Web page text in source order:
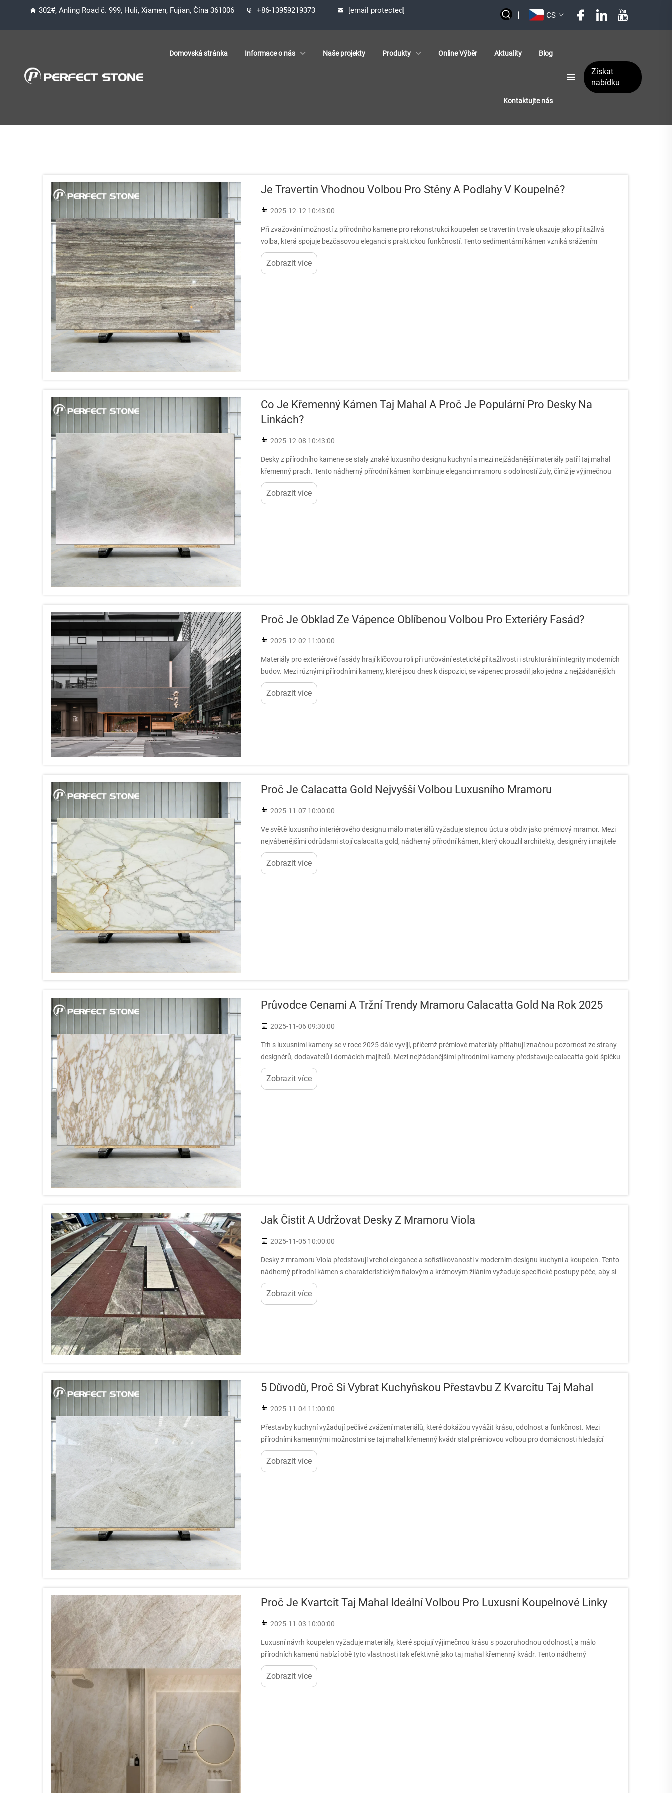
302#, Anling Road č. 999, Huli, Xiamen, Fujian, Čína 361006 +86-13959219373 [email protected] | CS
Domovská stránka Informace o nás Naše projekty Produkty Online Výběr Aktuality Blog
Kontaktujte nás
Získat
nabídku
Je Travertin Vhodnou Volbou Pro Stěny A Podlahy V Koupelně?
2025-12-12 10:43:00
Při zvažování možností z přírodního kamene pro rekonstrukci koupelen se travertin trvale ukazuje jako přitažlivá
volba, která spojuje bezčasovou eleganci s praktickou funkčností. Tento sedimentární kámen vzniká srážením
uhličitanů...
Zobrazit více
Co Je Křemenný Kámen Taj Mahal A Proč Je Populární Pro Desky Na
Linkách?
2025-12-08 10:43:00
Desky z přírodního kamene se staly znaké luxusního designu kuchyní a mezi nejžádanější materiály patří taj mahal
křemenný prach. Tento nádherný přírodní kámen kombinuje eleganci mramoru s odolností žuly, čímž je výjimečnou
volbou pro interiéry vyšší...
Zobrazit více
Proč Je Obklad Ze Vápence Oblíbenou Volbou Pro Exteriéry Fasád?
2025-12-02 11:00:00
Materiály pro exteriérové fasády hrají klíčovou roli při určování estetické přitažlivosti i strukturální integrity moderních
budov. Mezi různými přírodními kameny, které jsou dnes k dispozici, se vápenec prosadil jako jedna z nejžádanějších
možností...
Zobrazit více
Proč Je Calacatta Gold Nejvyšší Volbou Luxusního Mramoru
2025-11-07 10:00:00
Ve světě luxusního interiérového designu málo materiálů vyžaduje stejnou úctu a obdiv jako prémiový mramor. Mezi
nejvábenějšími odrůdami stojí calacatta gold, nádherný přírodní kámen, který okouzlil architekty, designéry i majitele
domů...
Zobrazit více
Průvodce Cenami A Tržní Trendy Mramoru Calacatta Gold Na Rok 2025
2025-11-06 09:30:00
Trh s luxusními kameny se v roce 2025 dále vyvíjí, přičemž prémiové materiály přitahují značnou pozornost ze strany
designérů, dodavatelů i domácích majitelů. Mezi nejžádanějšími přírodními kameny představuje calacatta gold špičku
italské...
Zobrazit více
Jak Čistit A Udržovat Desky Z Mramoru Viola
2025-11-05 10:00:00
Desky z mramoru Viola představují vrchol elegance a sofistikovanosti v moderním designu kuchyní a koupelen. Tento
nádherný přírodní kámen s charakteristickým fialovým a krémovým žíláním vyžaduje specifické postupy péče, aby si
zachoval svůj lesk...
Zobrazit více
5 Důvodů, Proč Si Vybrat Kuchyňskou Přestavbu Z Kvarcitu Taj Mahal
2025-11-04 11:00:00
Přestavby kuchyní vyžadují pečlivé zvážení materiálů, které dokážou vyvážit krásu, odolnost a funkčnost. Mezi
přírodními kamennými možnostmi se taj mahal křemenný kvádr stal prémiovou volbou pro domácnosti hledající
elegantní desky, které...
Zobrazit více
Proč Je Kvartcit Taj Mahal Ideální Volbou Pro Luxusní Koupelnové Linky
2025-11-03 10:00:00
Luxusní návrh koupelen vyžaduje materiály, které spojují výjimečnou krásu s pozoruhodnou odolností, a málo
přírodních kamenů nabízí obě tyto vlastnosti tak efektivně jako taj mahal křemenný kvádr. Tento nádherný
metamorfovaný kámen upoutal pozornost designérů...
Zobrazit více